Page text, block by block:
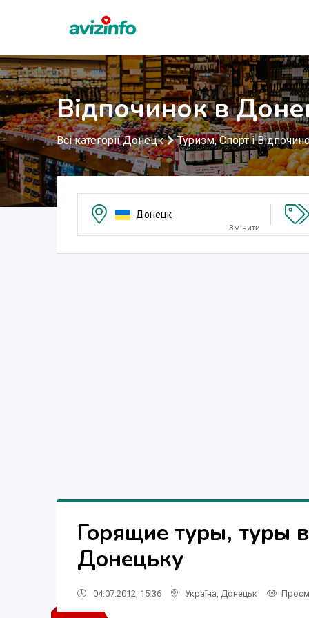
Відпочинок в
Всі категорії Донецк Туризм, Спорт і
Донецк
Змінити
Горящие туры, туры
Донецьку
04.07.2012, 15:36 Україна Донецьк